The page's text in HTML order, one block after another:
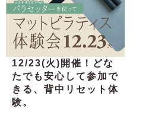
12/23(火)開催！どな
たでも安心して参加で
きる、背中リセット体
験。